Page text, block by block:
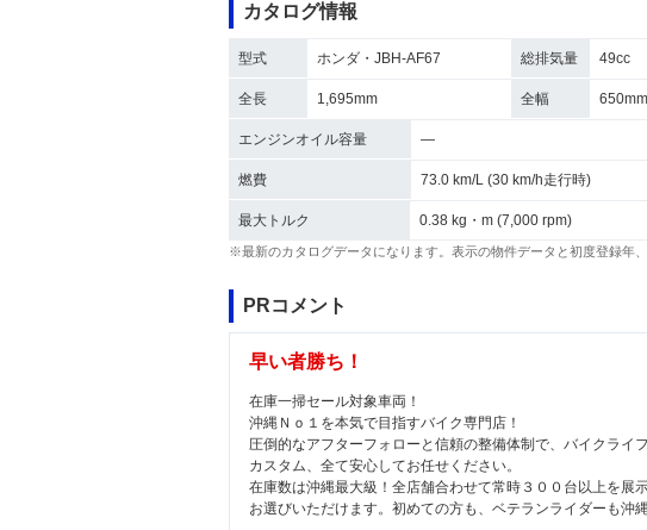
カタログ情報
型式 ホンダ・JBH-AF67 総排気量 49cc
全長 1,695mm 全幅 650mm
エンジンオイル容量 ―
燃費 73.0 km/L (30 km/h走行時)
最大トルク 0.38 kg・m (7,000 rpm)
※最新のカタログデータになります。表示の物件データと初度登録年
PRコメント
早い者勝ち！
在庫一掃セール対象車両！
沖縄Ｎｏ１を本気で目指すバイク専門店！
圧倒的なアフターフォローと信頼の整備体制で、バイクライ
カスタム、全て安心してお任せください。
在庫数は沖縄最大級！全店舗合わせて常時３００台以上を展
お選びいただけます。初めての方も、ベテランライダーも沖